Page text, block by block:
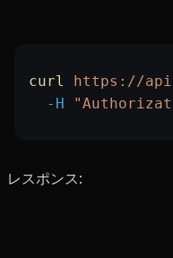
curl
https://
  -H
レスポンス: